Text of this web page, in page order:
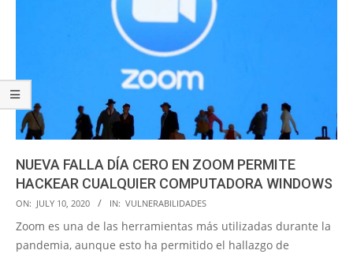
NUEVA FALLA DÍA CERO EN ZOOM PERMITE
HACKEAR CUALQUIER COMPUTADORA WINDOWS
2020-
07-
10
ON: JULY 10, 2020 IN: VULNERABILIDADES
Zoom es una de las herramientas más utilizadas durante la
pandemia, aunque esto ha permitido el hallazgo de